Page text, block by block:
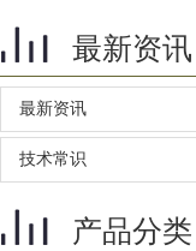
最新资讯
最新资讯
技术常识
产品分类